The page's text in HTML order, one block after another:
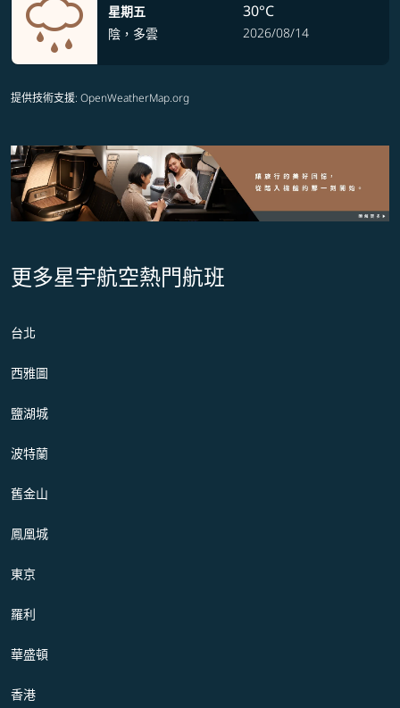
星期五
陰，多雲
30°C
2026/08/14
提供技術支援: OpenWeatherMap.org
更多星宇航空熱門航班
台北
西雅圖
鹽湖城
波特蘭
舊金山
鳳凰城
東京
羅利
華盛頓
香港